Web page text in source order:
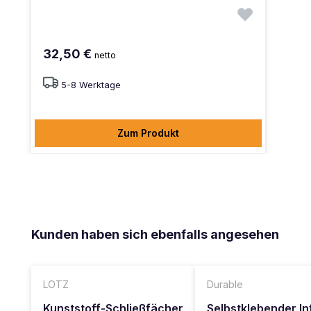
32,50 € netto
5-8 Werktage
Zum Produkt
Produktgalerie überspringen
Kunden haben sich ebenfalls angesehen
LOTZ
Kunststoff-Schließfächer
Durable
Selbstklebender